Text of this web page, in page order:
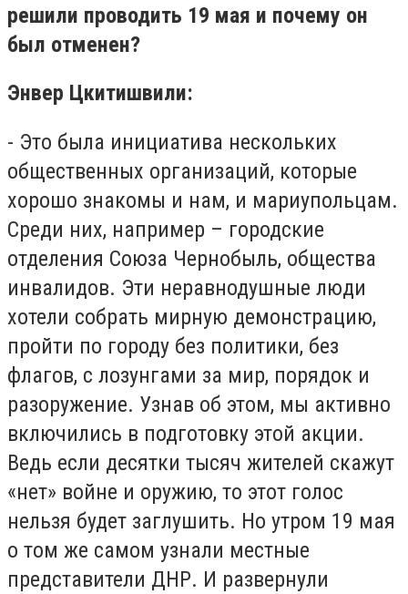
решили проводить 19 мая и почему он
был отменен?
Энвер Цкитишвили:
- Это была инициатива нескольких
общественных организаций, которые
хорошо знакомы и нам, и мариупольцам.
Среди них, например – городские
отделения Союза Чернобыль, общества
инвалидов. Эти неравнодушные люди
хотели собрать мирную демонстрацию,
пройти по городу без политики, без
флагов, с лозунгами за мир, порядок и
разоружение. Узнав об этом, мы активно
включились в подготовку этой акции.
Ведь если десятки тысяч жителей скажут
«нет» войне и оружию, то этот голос
нельзя будет заглушить. Но утром 19 мая
о том же самом узнали местные
представители ДНР. И развернули